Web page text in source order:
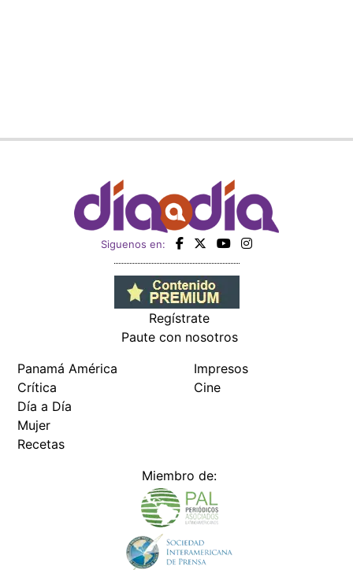
Siguenos en:
Regístrate
Paute con nosotros
Panamá América
Crítica
Día a Día
Mujer
Recetas
Impresos
Cine
Miembro de: